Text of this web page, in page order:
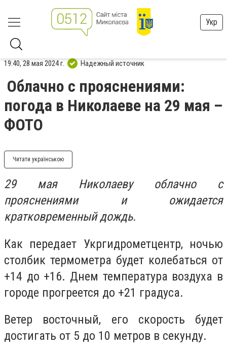
Укр
19:40, 28 мая 2024 г. Надежный источник
Облачно с прояснениями:
погода в Николаеве на 29 мая –
ФОТО
Читати українською
29 мая Николаеву облачно с
прояснениями и ожидается
кратковременный дождь.
Как передает Укргидрометцентр, ночью
столбик термометра будет колебаться от
+14 до +16. Днем температура воздуха в
городе прогреется до +21 градуса.
Ветер восточный, его скорость будет
достигать от 5 до 10 метров в секунду.